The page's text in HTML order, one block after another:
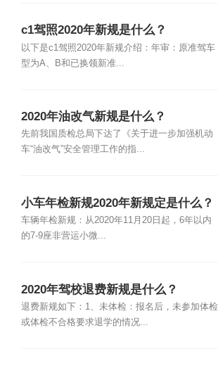
c1驾照2020年新规是什么？
以下是c1驾照2020年新规介绍：年审：原准驾车
型为A、B和已换领新准...
2020年油改气新规是什么？
先前我国质检总局下达了《关于进一步加强机动
车“油改气”安全管理工作的指...
小车年检新规2020年新规定是什么？
车辆年检新规：从2020年11月20日起，6年以内
的7-9座非营运小微...
2020年驾校退费新规是什么？
退费新规如下：1、未体检：报名后，未参加体检
或体检不合格要求退学的情况...